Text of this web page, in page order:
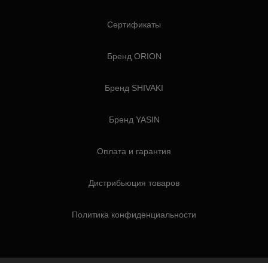
Сертификаты
Бренд ORION
Бренд SHIVAKI
Бренд YASIN
Оплата и гарантия
Дистрибьюция товаров
Политика конфиденциальности